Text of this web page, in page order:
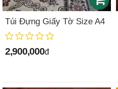
Túi Đựng Giấy Tờ Size A4
2,900,000đ